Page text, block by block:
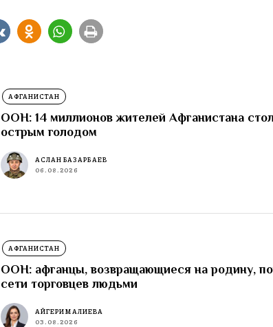
АФГАНИСТАН
ООН: 14 миллионов жителей Афганистана
острым голодом
АСЛАН БАЗАРБАЕВ
06.08.2026
АФГАНИСТАН
ООН: афганцы, возвращающиеся на родину,
сети торговцев людьми
АЙГЕРИМ АЛИЕВА
03.08.2026